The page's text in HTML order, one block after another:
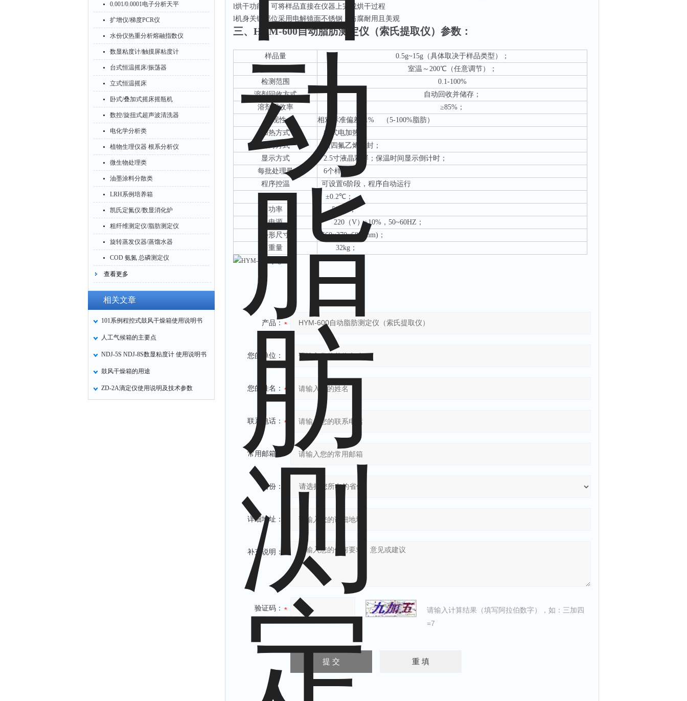
0.001/0.0001电子分析天平
扩增仪/梯度PCR仪
水份仪热重分析熔融指数仪
数显粘度计/触摸屏粘度计
台式恒温摇床/振荡器
立式恒温摇床
卧式/叠加式摇床摇瓶机
数控/旋扭式超声波清洗器
电化学分析类
植物生理仪器 根系分析仪
微生物处理类
油墨涂料分散类
LRH系例培养箱
凯氏定氮仪/数显消化炉
粗纤维测定仪/脂肪测定仪
旋转蒸发仪器/蒸馏水器
COD 氨氮 总磷测定仪
查看更多
相关文章
101系例程控式鼓风干燥箱使用说明书
人工气候箱的主要点
NDJ-5S NDJ-8S数显粘度计 使用说明书
鼓风干燥箱的用途
ZD-2A滴定仪使用说明及技术参数
l烘干功能：可将样品直接在仪器上完成烘干过程
l机身关键部位采用电解镜面不锈钢，防腐耐用且美观
三、 HYM-600自动脂肪测定仪（索氏提取仪） 参数：
样品量
0.5g~15g（具体取决于样品类型）；
室温～ 200℃（任意调节）；
检测范围
0.1-100%
溶剂回收方式
自动回收并储存；
溶剂回收率
≥85%；
重现性
相对标准偏差
±1% （5-100%脂肪）
加热方式
井式电加热；
密封方式
聚四氟乙烯密封；
显示方式
2.5寸液晶彩屏；保温时间显示倒计时；
每批处理量
6个样品
程序控温
可设置6阶段，程序自动运行
±0.2℃；
功率
500W；
电源
220（V）±10%，50~60HZ；
外形尺寸
560×370×685(mm)；
重量
32kg；
产品：
您的单位：
您的姓名：
联系电话：
常用邮箱：
省份：
详细地址：
补充说明：
验证码：
请输入计算结果（填写阿拉伯数字），如：三加四
=7